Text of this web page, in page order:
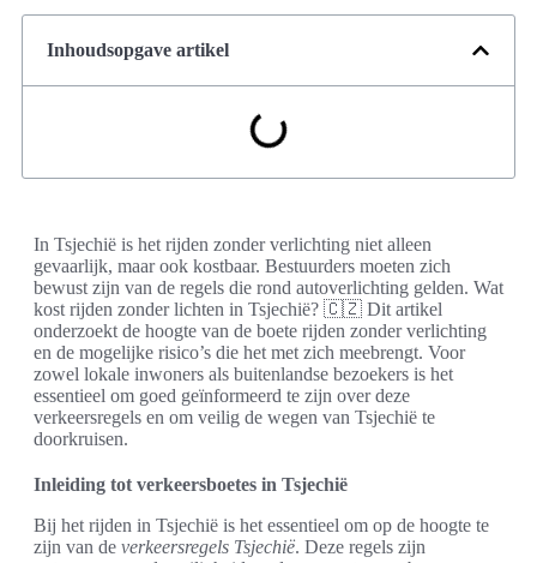
Inhoudsopgave artikel
In Tsjechië is het rijden zonder verlichting niet alleen
gevaarlijk, maar ook kostbaar. Bestuurders moeten zich
bewust zijn van de regels die rond autoverlichting gelden. Wat
kost rijden zonder lichten in Tsjechië? 🇨🇿 Dit artikel
onderzoekt de hoogte van de boete rijden zonder verlichting
en de mogelijke risico’s die het met zich meebrengt. Voor
zowel lokale inwoners als buitenlandse bezoekers is het
essentieel om goed geïnformeerd te zijn over deze
verkeersregels en om veilig de wegen van Tsjechië te
doorkruisen.
Inleiding tot verkeersboetes in Tsjechië
Bij het rijden in Tsjechië is het essentieel om op de hoogte te
zijn van de verkeersregels Tsjechië. Deze regels zijn